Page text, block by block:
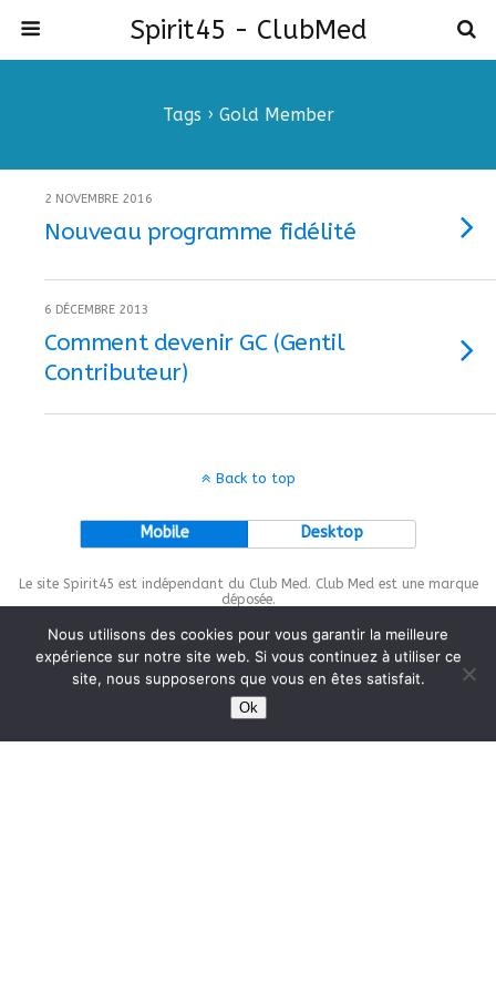
Spirit45 - ClubMed
Tags › Gold Member
2 NOVEMBRE 2016
Nouveau programme fidélité
6 DÉCEMBRE 2013
Comment devenir GC (Gentil
Contributeur)
Back to top
Mobile Desktop
Le site Spirit45 est indépendant du Club Med. Club Med est une marque
déposée.
This site is protected bywp-copyrightpro.com
Nous utilisons des cookies pour vous garantir la meilleure
expérience sur notre site web. Si vous continuez à utiliser ce
site, nous supposerons que vous en êtes satisfait.
Ok